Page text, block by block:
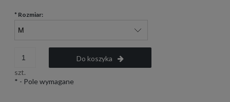
* Rozmiar:
szt.
Do koszyka
* - Pole wymagane